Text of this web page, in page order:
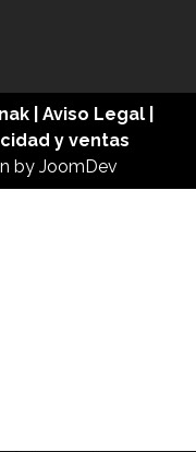
Aviso Legal
y ventas
by JoomDev